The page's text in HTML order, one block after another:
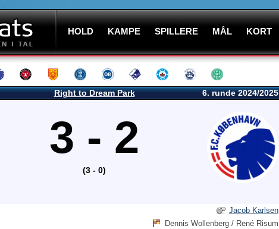
HOLD KAMPE SPILLERE MÅL KORT
Right to Dream Park 6. runde 2024/2025
3 - 2
(3 - 0)
Jacob Karlsen
Dennis Wollenberg / René Risum